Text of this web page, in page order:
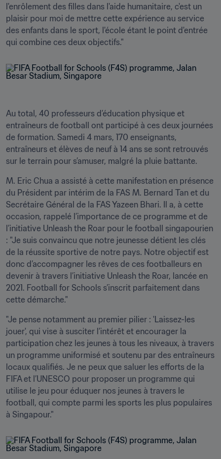
l'enrôlement des filles dans l'aide humanitaire, c'est un
plaisir pour moi de mettre cette expérience au service
des enfants dans le sport, l'école étant le point d'entrée
qui combine ces deux objectifs."
Au total, 40 professeurs d’éducation physique et
entraîneurs de football ont participé à ces deux journées
de formation. Samedi 4 mars, 170 enseignants,
entraîneurs et élèves de neuf à 14 ans se sont retrouvés
sur le terrain pour s’amuser, malgré la pluie battante.
M. Eric Chua a assisté à cette manifestation en présence
du Président par intérim de la FAS M. Bernard Tan et du
Secrétaire Général de la FAS Yazeen Bhari. Il a, à cette
occasion, rappelé l’importance de ce programme et de
l’initiative Unleash the Roar pour le football singapourien
: "Je suis convaincu que notre jeunesse détient les clés
de la réussite sportive de notre pays. Notre objectif est
donc d’accompagner les rêves de ces footballeurs en
devenir à travers l’initiative Unleash the Roar, lancée en
2021. Football for Schools s’inscrit parfaitement dans
cette démarche."
"Je pense notamment au premier pilier : 'Laissez-les
jouer', qui vise à susciter l’intérêt et encourager la
participation chez les jeunes à tous les niveaux, à travers
un programme uniformisé et soutenu par des entraîneurs
locaux qualifiés. Je ne peux que saluer les efforts de la
FIFA et l’UNESCO pour proposer un programme qui
utilise le jeu pour éduquer nos jeunes à travers le
football, qui compte parmi les sports les plus populaires
à Singapour."